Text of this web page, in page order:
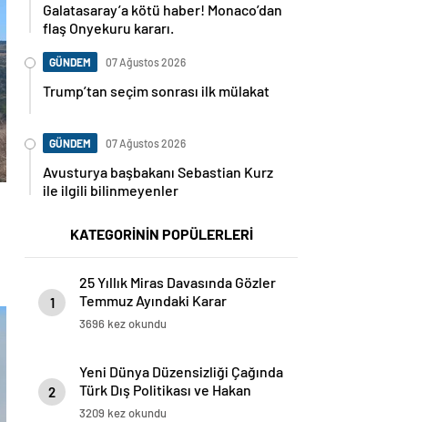
Galatasaray’a kötü haber! Monaco’dan
flaş Onyekuru kararı.
GÜNDEM 07 Ağustos 2026
Trump’tan seçim sonrası ilk mülakat
GÜNDEM 07 Ağustos 2026
Avusturya başbakanı Sebastian Kurz
ile ilgili bilinmeyenler
KATEGORİNİN POPÜLERLERİ
1
25 Yıllık Miras Davasında Gözler
Temmuz Ayındaki Karar
Duruşmasına Çevrildi
3696 kez okundu
2
Yeni Dünya Düzensizliği Çağında
Türk Dış Politikası ve Hakan
Fidan Faktörü
3209 kez okundu